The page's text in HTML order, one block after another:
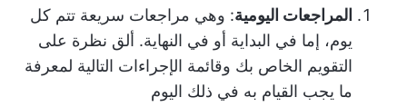
المراجعات اليومية: وهي مراجعات سريعة تتم كل
يوم، إما في البداية أو في النهاية. ألق نظرة على
التقويم الخاص بك وقائمة الإجراءات التالية لمعرفة
ما يجب القيام به في ذلك اليوم